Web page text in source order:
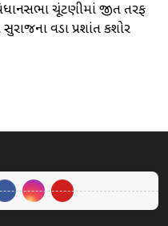
ચૂંટણીમાં જીત તરફ
વડા પ્રશાંત કિશોર